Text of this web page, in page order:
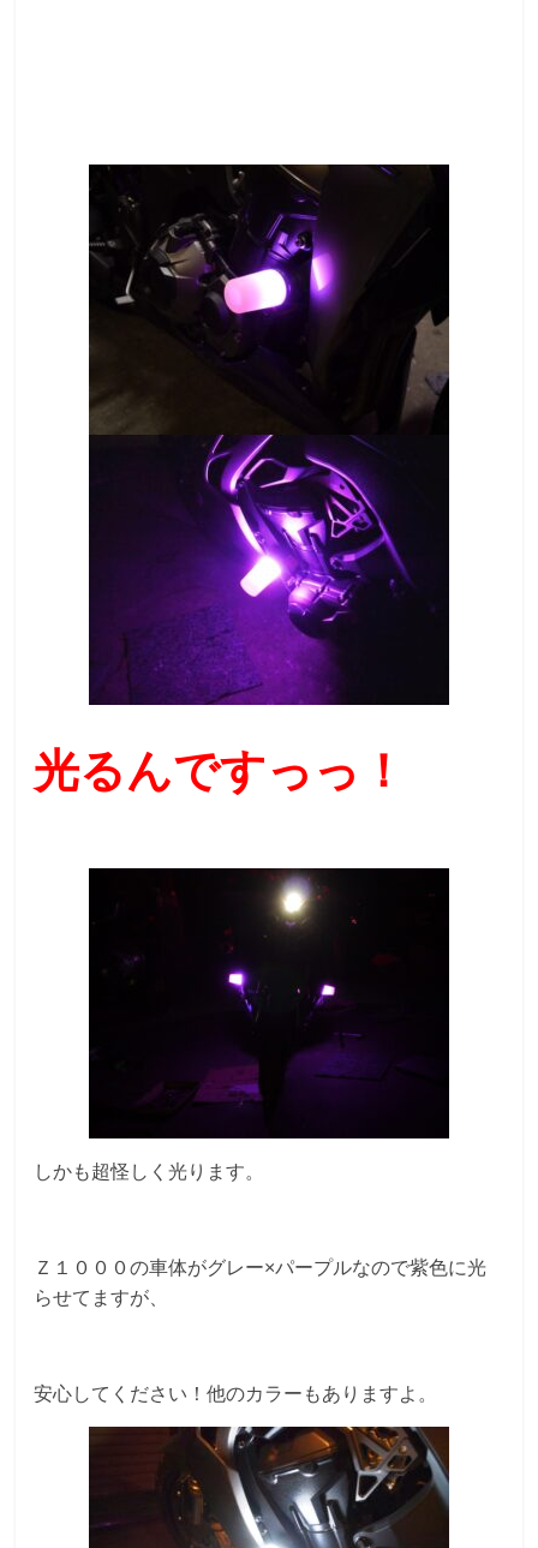
光るんですっっ！
しかも超怪しく光ります。
Ｚ１０００の車体がグレー×パープルなので紫色に光
らせてますが、
安心してください！他のカラーもありますよ。